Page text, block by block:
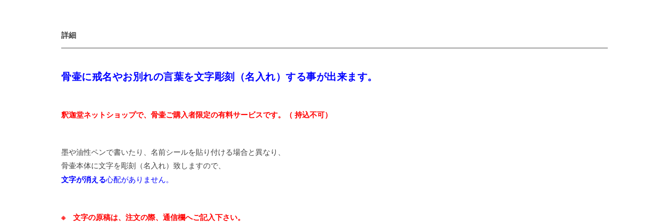
詳細
骨壷に戒名やお別れの言葉を文字彫刻（名入れ）する事が出来ます。
釈迦堂ネットショップで、骨壷ご購入者限定の有料サービスです。（ 持込不可）
墨や油性ペンで書いたり、名前シールを貼り付ける場合と異なり、
骨壷本体に文字を彫刻（名入れ）致しますので、
文字が消える心配がありません。
※ 文字の原稿は、注文の際、通信欄へご記入下さい。